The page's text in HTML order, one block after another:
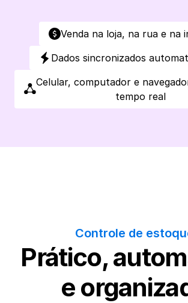
Venda na loja, na rua e na
Dados sincronizados
Celular, computador e
tempo real
Controle de
Prático,
e